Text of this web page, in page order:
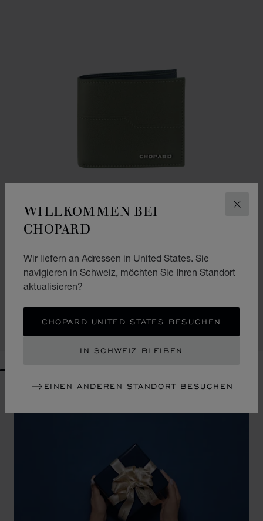
WILLKOMMEN BEI
CHOPARD
Wir liefern an Adressen in United States. Sie
navigieren in Schweiz, möchten Sie Ihren Standort
aktualisieren?
CHOPARD UNITED STATES BESUCHEN
IN SCHWEIZ BLEIBEN
EINEN ANDEREN STANDORT BESUCHEN
ZUR FOLIE GEHEN 1
ZUR FOLIE GEHEN 2
ZUR FOLIE GEHEN 3
HERITAGE MINI-BRIEFTASCHE
KAUFEN